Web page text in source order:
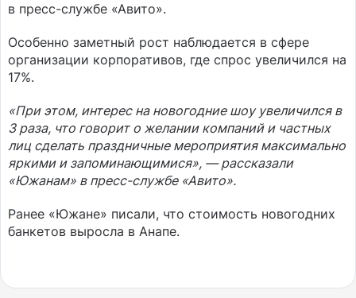
в пресс-службе «Авито».
Особенно заметный рост наблюдается в сфере
организации корпоративов, где спрос увеличился на
17%.
«При этом, интерес на новогодние шоу увеличился в
3 раза, что говорит о желании компаний и частных
лиц сделать праздничные мероприятия максимально
яркими и запоминающимися», — рассказали
«Южанам» в пресс-службе «Авито».
Ранее «Южане» писали, что стоимость новогодних
банкетов выросла в Анапе.